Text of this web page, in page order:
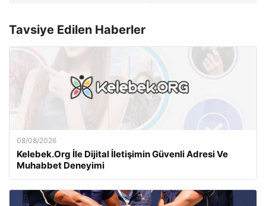
Tavsiye Edilen Haberler
08/08/2026
Kelebek.Org İle Dijital İletişimin Güvenli Adresi Ve
Muhabbet Deneyimi